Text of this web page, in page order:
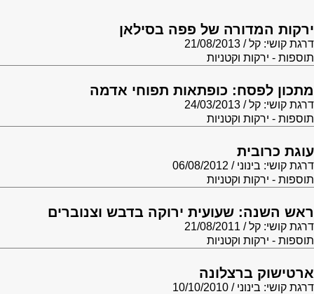
ירקות המדורה של פפה בסילאן
דרגת קושי: קל
21/08/2013
תוספות - ירקות וקטניות
מתכון לפסח: כופתאות תפוחי אדמה
דרגת קושי: קל
24/03/2013
תוספות - ירקות וקטניות
עוגת כרובית
דרגת קושי: בינוני
06/08/2012
תוספות - ירקות וקטניות
ראש השנה: שעועית ירוקה בדבש וצנוברים
דרגת קושי: קל
21/08/2011
תוספות - ירקות וקטניות
ארטישוק ברצלונה
דרגת קושי: בינוני
10/10/2010